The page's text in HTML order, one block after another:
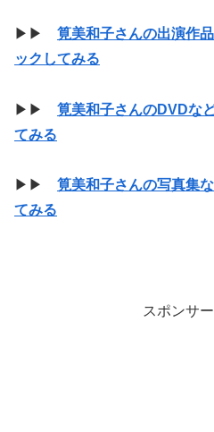
▶▶ 筧美和子さんの出演作
ックしてみる
▶▶ 筧美和子さんのDVDな
てみる
▶▶ 筧美和子さんの写真集
てみる
スポンサ